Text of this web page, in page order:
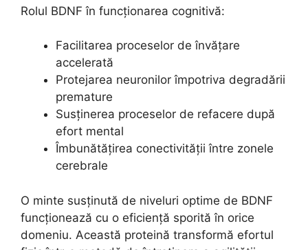
Rolul BDNF în funcționarea cognitivă:
Facilitarea proceselor de învățare
accelerată
Protejarea neuronilor împotriva degradării
premature
Susținerea proceselor de refacere după
efort mental
Îmbunătățirea conectivității între zonele
cerebrale
O minte susținută de niveluri optime de BDNF
funcționează cu o eficiență sporită în orice
domeniu. Această proteină transformă efortul